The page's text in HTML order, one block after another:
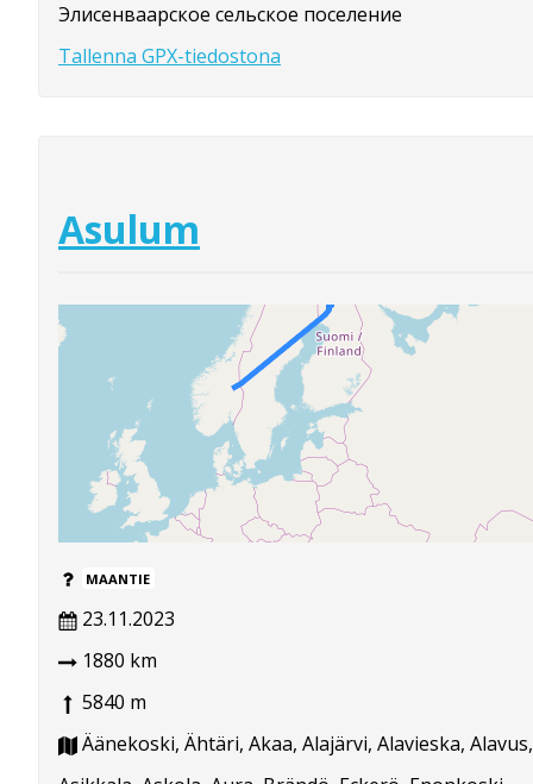
Элисенваарское сельское поселение
Tallenna GPX-tiedostona
Asulum
MAANTIE
23.11.2023
1880 km
5840 m
Äänekoski, Ähtäri, Akaa, Alajärvi, Alavieska, Alavus,